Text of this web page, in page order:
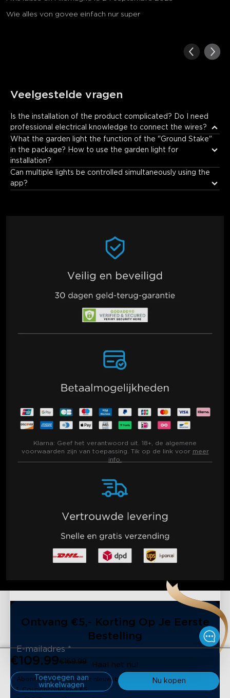
€109.99€169.99
Toevoegen aan
winkelwagen
Nu kopen
Wie alles von govee einfach nur super
Veelgestelde vragen
Is the installation of the product complicated? Do I need
professional electrical knowledge to connect the wires?
The installation is relatively simple, and the specific steps can be
followed according to the QSG. The product is equipped with a
control box for centralized power supply and signal control.
The wire connection part is designed with clear marks, and no
professional electrical knowledge is required; you only need to
follow the instructions to connect the wires correctly.
What the garden light the function of the "Ground Stake"
in the package? How to use the garden light for
installation?
Can multiple lights be controlled simultaneously using the
app?
Klarna: Geef het verantwoord uit. 18+, de algemene
voorwaarden zijn van toepassing. Tik op de link voor meer
info.
Ontvang €5,- Korting Op Je Eerste
Bestelling
Haal het nu!
Abonneer u nu op onze nieuwsbrief en ontvang:
1. Couponcode van €5